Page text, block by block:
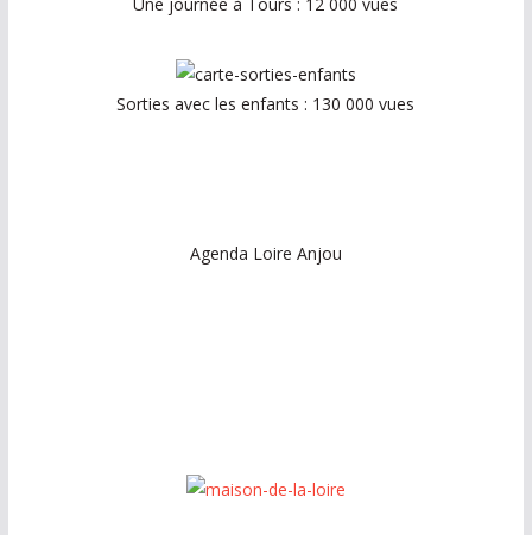
Sorties avec les enfants : 130 000 vues
Agenda Loire Anjou